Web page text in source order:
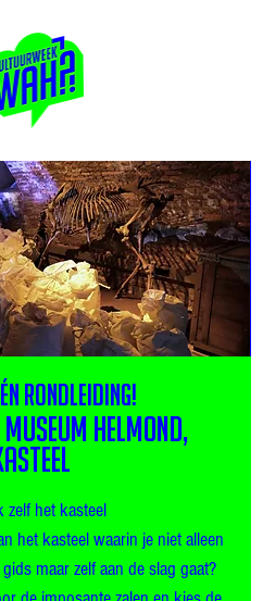
rondleiding!
Museum Helmond,
zelf het kasteel
het kasteel waarin je niet alleen
maar zelf aan de slag gaat?